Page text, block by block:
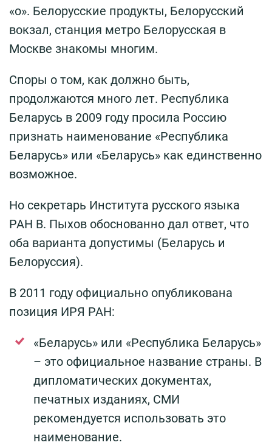
«о». Белорусские продукты, Белорусский
вокзал, станция метро Белорусская в
Москве знакомы многим.
Споры о том, как должно быть,
продолжаются много лет. Республика
Беларусь в 2009 году просила Россию
признать наименование «Республика
Беларусь» или «Беларусь» как единственно
возможное.
Но секретарь Института русского языка
РАН В. Пыхов обоснованно дал ответ, что
оба варианта допустимы (Беларусь и
Белоруссия).
В 2011 году официально опубликована
позиция ИРЯ РАН:
«Беларусь» или «Республика Беларусь»
– это официальное название страны. В
дипломатических документах,
печатных изданиях, СМИ
рекомендуется использовать это
наименование.